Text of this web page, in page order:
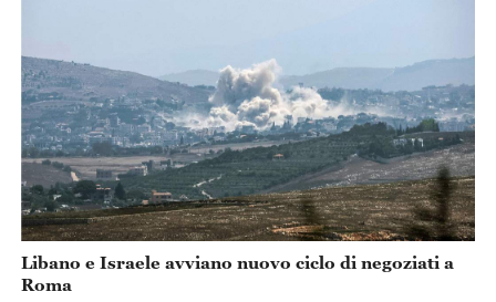
Libano e Israele avviano nuovo ciclo di negoziati a
Roma